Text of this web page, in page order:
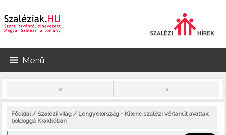
Menü
< >
Főoldal/ Szalézi világ / Lengyelország - Kilenc szalézi vértanút avattak
boldoggá Krakkóban